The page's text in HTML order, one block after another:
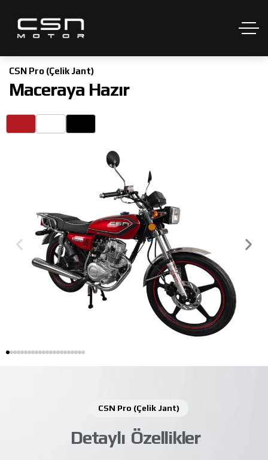
CSN Pro (Çelik Jant)
Maceraya Hazır
CSN Pro (Çelik Jant)
Detaylı Özellikler